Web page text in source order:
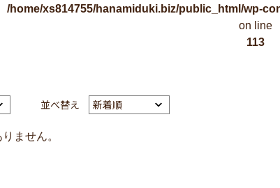
/home/xs814755/hanamiduki.biz/public_html/wp-
on line
113
並べ替え
ません。